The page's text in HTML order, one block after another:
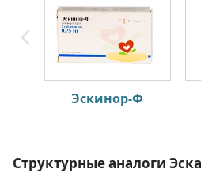
Эскинор-Ф
Структурные аналоги